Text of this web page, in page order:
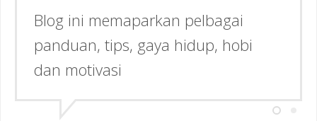
Blog ini memaparkan pelbagai
panduan, tips, gaya hidup, hobi
dan motivasi
Semoga dapat memberi Manfaat &
Inspirasi kepada anda!